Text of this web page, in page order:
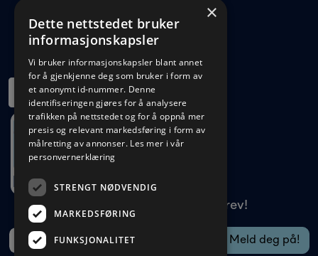
Meld deg på vårt nyhetsbrev!
22 96 11 00
kundeservice@veso.no
×
Dette nettstedet bruker
informasjonskapsler
Vi bruker informasjonskapsler blant annet
for å gjenkjenne deg som bruker i form av
et anonymt id-nummer. Denne
identifiseringen gjøres for å analysere
trafikken på nettstedet og for å oppnå mer
presis og relevant markedsføring i form av
målretting av annonser. Les mer i vår
personvernerklæring
STRENGT NØDVENDIG
MARKEDSFØRING
FUNKSJONALITET